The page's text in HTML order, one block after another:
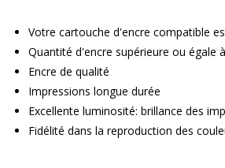
Votre cartouche d'encre compatible
Quantité d'encre supérieure ou égale
Encre de qualité
Impressions longue durée
Excellente luminosité: brillance des
Fidélité dans la reproduction des